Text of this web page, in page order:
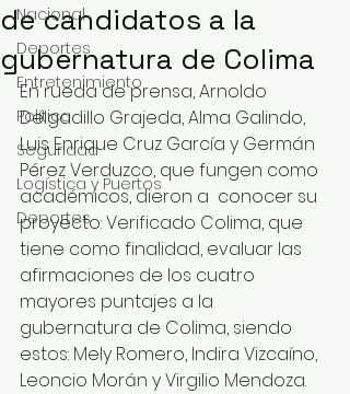
Nacional
Deportes
Entretenimiento
Política
Seguridad
Logística y Puertos
Deportes
de candidatos a la
gubernatura de Colima
En rueda de prensa, Arnoldo
Delgadillo Grajeda, Alma Galindo,
Luis Enrique Cruz García y Germán
Pérez Verduzco, que fungen como
académicos, dieron a  conocer su
proyecto: Verificado Colima, que
tiene como finalidad, evaluar las
afirmaciones de los cuatro
mayores puntajes a la
gubernatura de Colima, siendo
estos: Mely Romero, Indira Vizcaíno,
Leoncio Morán y Virgilio Mendoza.